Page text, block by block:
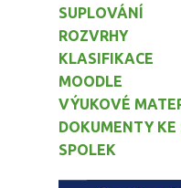
SUPLOVÁNÍ
ROZVRHY
KLASIFIKACE
MOODLE
VÝUKOVÉ
DOKUMENTY KE
SPOLEK